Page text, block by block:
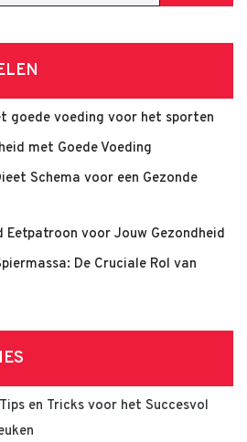
goede voeding voor het sporten
met Goede Voeding
Schema voor een Gezonde
Eetpatroon voor Jouw Gezondheid
De Cruciale Rol van
Tips en Tricks voor het Succesvol